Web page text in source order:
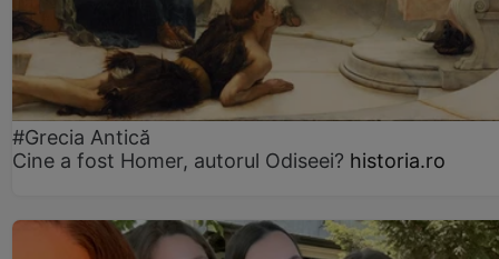
#Grecia Antică
Cine a fost Homer, autorul Odiseei? historia.ro